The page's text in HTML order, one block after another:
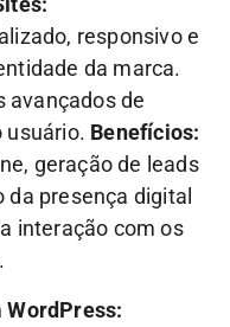
responsivo e
da marca.
avançados de
usuário. Benefícios:
geração de leads
presença digital
interação com os
WordPress: